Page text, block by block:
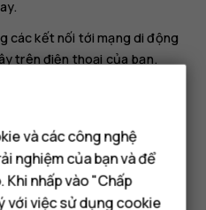
minh
.
các kết nối tới mạng di động
trên điện thoại của bạn.
được hãng hàng không,
Wi-Fi để duyệt Internet
Bluetooth ở chế độ trên
và các công nghệ
nghiệm của bạn và để
Khi nhấp vào "Chấp
với việc sử dụng cookie